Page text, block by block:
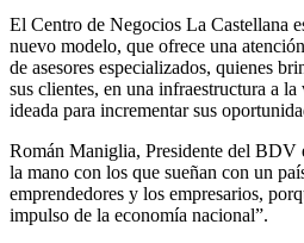
El Centro de Negocios La Castellana
nuevo modelo, que ofrece una
de asesores especializados, quienes
sus clientes, en una infraestructura a
ideada para incrementar sus
Román Maniglia, Presidente del BDV
la mano con los que sueñan con un
emprendedores y los empresarios,
impulso de la economía nacional”.